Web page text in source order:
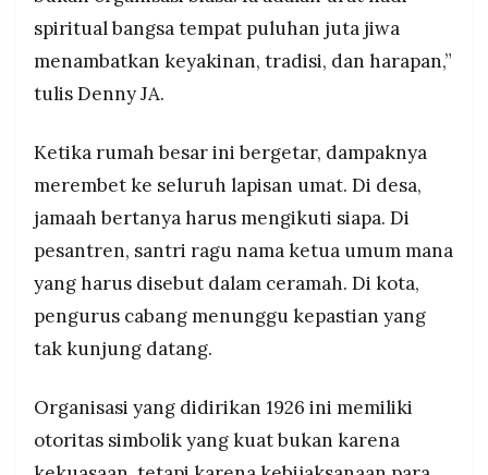
spiritual bangsa tempat puluhan juta jiwa
menambatkan keyakinan, tradisi, dan harapan,”
tulis Denny JA.
Ketika rumah besar ini bergetar, dampaknya
merembet ke seluruh lapisan umat. Di desa,
jamaah bertanya harus mengikuti siapa. Di
pesantren, santri ragu nama ketua umum mana
yang harus disebut dalam ceramah. Di kota,
pengurus cabang menunggu kepastian yang
tak kunjung datang.
Organisasi yang didirikan 1926 ini memiliki
otoritas simbolik yang kuat bukan karena